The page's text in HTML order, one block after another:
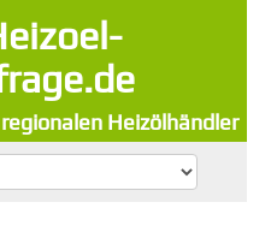
Heizölhändler